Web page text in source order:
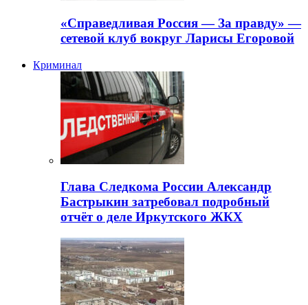
«Справедливая Россия — За правду» —
сетевой клуб вокруг Ларисы Егоровой
Криминал
Глава Следкома России Александр
Бастрыкин затребовал подробный
отчёт о деле Иркутского ЖКХ